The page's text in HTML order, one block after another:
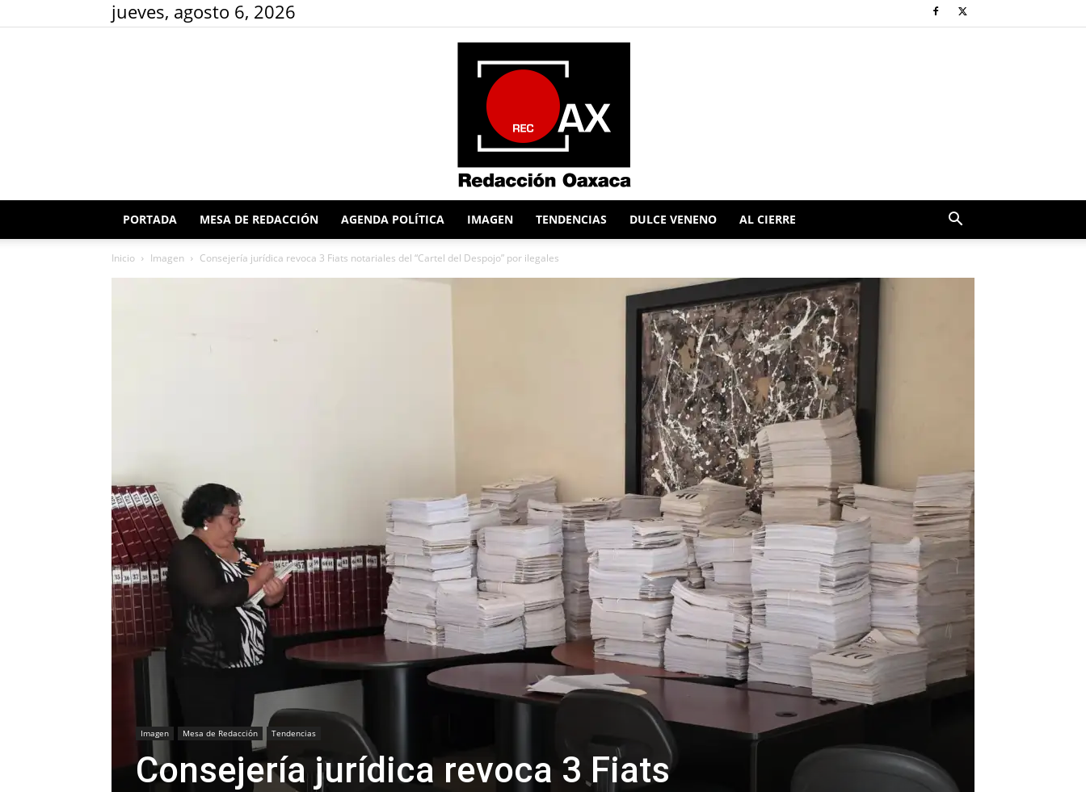
jueves, agosto 6, 2026
Redacción
PORTADA MESA DE REDACCIÓN AGENDA POLÍTICA IMAGEN TENDENCIAS DULCE VENENO AL CIERRE
Inicio Imagen Consejería jurídica revoca 3 Fiats notariales del “Cartel del Despojo” por ilegales
Imagen Mesa de Redacción Tendencias
Consejería jurídica revoca 3 Fiats